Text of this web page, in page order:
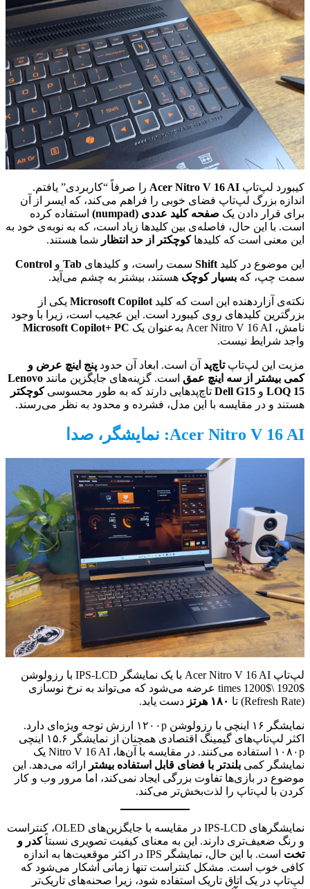
کیبورد لپ‌تاپ Acer Nitro V 16 AI را صرفاً “کاربردی” یافتم.
اندازه بزرگ لپ‌تاپ فضای خوبی را فراهم می‌کند، که ایسر از آن
برای قرار دادن یک صفحه کلید عددی (numpad)
استفاده کرده
است. با این حال، فاصله‌ی بین کلیدها زیاد است، که به نوبه‌ی خود به
این معنی است که کلیدهاکوچکتر از حد انتظار شما هستند.
این موضوع در کلید Shift سمت راست، و کلیدهای Tab و Control
سمت چپ، که بسیار کوچک هستند، بیشتر به چشم می‌آید.
نکته‌ی آزاردهنده این است که کلید Microsoft Copilot یکی از
بزرگترین کلیدهای روی کیبورد است. این عجیب است، زیرا با وجود
نامش، Acer Nitro V 16 AI به‌عنوان یک
Microsoft Copilot+ PC
واجد شرایط نیست.
مزیت این لپ‌تاپتاچ‌پد آن است. ابعاد آن حدود پنج اینچ عرض و
کمی بیشتر از سه اینچ عمق است. گزینه‌های جایگزین مانند Lenovo
LOQ 15 و Dell G15 تاچ‌پدهایی دارند که به طور محسوسیکوچکتر
هستند و در مقایسه با این مدل، فشرده و محدود به نظر می‌رسند.
Acer Nitro V 16 AI: نمایشگر، صدا
لپ‌تاپ Acer Nitro V 16 AI با یک نمایشگر IPS-LCD با رزولوشن
$1920 \times 1200$ عرضه می‌شود که می‌تواند به نرخ نوسازی
(Refresh Rate) تا
۱۸۰ هرتز دست یابد.
نمایشگر ۱۶ اینچی با رزولوشن ۱۲۰۰p ارزش توجه ویژه‌ای دارد.
اکثر لپ‌تاپ‌های گیمینگ اقتصادی همچنان از نمایشگر ۱۵.۶ اینچی
۱۰۸۰p استفاده می‌کنند. در مقایسه با آن‌ها، Nitro V 16 AI یک
نمایشگر کمی بلندتر با فضای قابل استفاده بیشتر
ارائه می‌دهد. این
موضوع در بازی‌ها تفاوت بزرگی ایجاد نمی‌کند، اما مرور وب و کار
کردن با لپ‌تاپ را لذت‌بخش‌تر می‌کند.
نمایشگرهای IPS-LCD در مقایسه با جایگزین‌های OLED، کنتراست
و رنگ ضعیف‌تری دارند. این به معنای کیفیت تصویری نسبتاًکدر و
تخت
است. با این حال، نمایشگر IPS در اکثر موقعیت‌ها به اندازه
کافی خوب است. مشکل کنتراست تنها زمانی آشکار می‌شود که
لپ‌تاپ در یک اتاق تاریک استفاده شود، زیرا صحنه‌های تاریک‌تر